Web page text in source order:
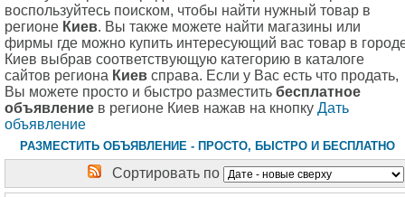
воспользуйтесь поиском, чтобы найти нужный товар в
регионе Киев. Вы также можете найти магазины или
фирмы где можно купить интересующий вас товар в
Киев выбрав соответствующую категорию в каталоге
сайтов региона Киев справа. Если у Вас есть что продать,
Вы можете просто и быстро разместить бесплатное
объявление в регионе Киев нажав на кнопку Дать
объявление
РАЗМЕСТИТЬ ОБЪЯВЛЕНИЕ - ПРОСТО, БЫСТРО И БЕСПЛАТНО
Сортировать по